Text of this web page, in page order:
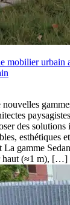
mobilier urbain
des solutions
esthétiques
gamme
haut (≈1 m), […]